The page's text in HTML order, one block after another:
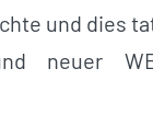
und dies
neuer